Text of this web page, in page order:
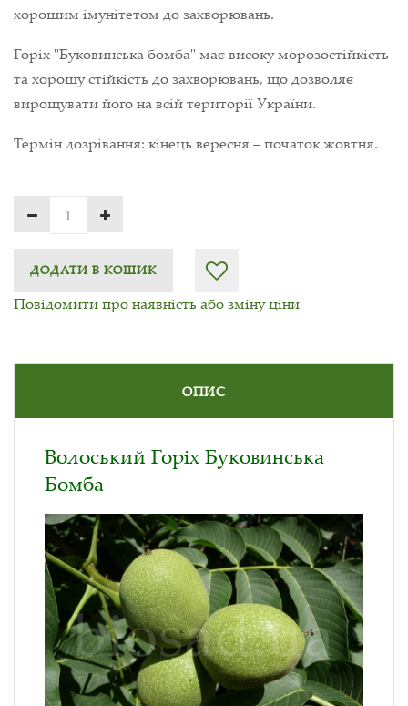
хорошим імунітетом до захворювань.
Горіх "Буковинська бомба" має високу морозостійкість
та хорошу стійкість до захворювань, що дозволяє
вирощувати його на всій території України.
Термін дозрівання: кінець вересня – початок жовтня.
ДОДАТИ В КОШИК
Повідомити про наявність або зміну ціни
ОПИС
Волоський Горіх Буковинська
Бомба